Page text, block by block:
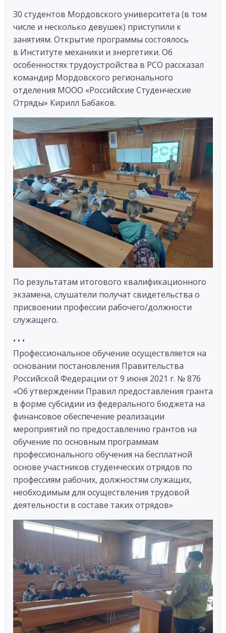
30 студентов Мордовского университета (в том
числе и несколько девушек) приступили к
занятиям. Открытие программы состоялось
в Институте механики и энергетики. Об
особенностях трудоустройства в РСО рассказал
командир Мордовского регионального
отделения МООО «Российские Студенческие
Отряды» Кирилл Бабаков.
По результатам итогового квалификационного
экзамена, слушатели получат свидетельства о
присвоении профессии рабочего/должности
служащего.
• • •
Профессиональное обучение осуществляется на
основании постановления Правительства
Российской Федерации от 9 июня 2021 г. № 876
«Об утверждении Правил предоставления гранта
в форме субсидии из федерального бюджета на
финансовое обеспечение реализации
мероприятий по предоставлению грантов на
обучение по основным программам
профессионального обучения на бесплатной
основе участников студенческих отрядов по
профессиям рабочих, должностям служащих,
необходимым для осуществления трудовой
деятельности в составе таких отрядов»